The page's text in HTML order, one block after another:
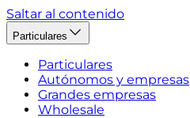
Saltar al contenido
Particulares
Particulares
Autónomos y empresas
Grandes empresas
Wholesale